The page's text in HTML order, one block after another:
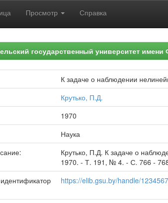
Просмотр Справка
государственный университет
К задаче о наблюдении
Крутько, П.Д.
1970
Наука
Крутько, П.Д. К задаче о
1970. - Т. 191, № 4. - С. 766 -
https://elib.gsu.by/handle/